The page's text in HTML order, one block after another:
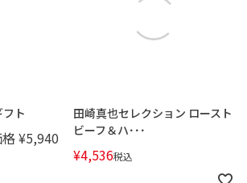
ト
¥5,940
田崎真也セレクション ロースト
ビーフ＆ハ･･･
¥4,536税込